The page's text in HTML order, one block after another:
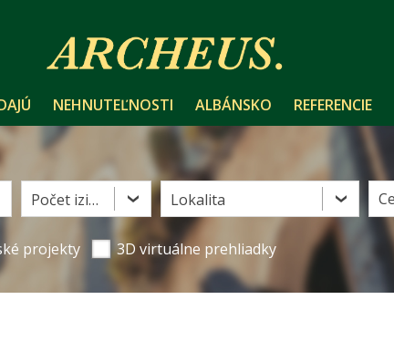
NEHNUTEĽNOSTI ALBÁNSKO REFERENCIE
Počet izieb Lokalita
projekty 3D virtuálne prehliadky